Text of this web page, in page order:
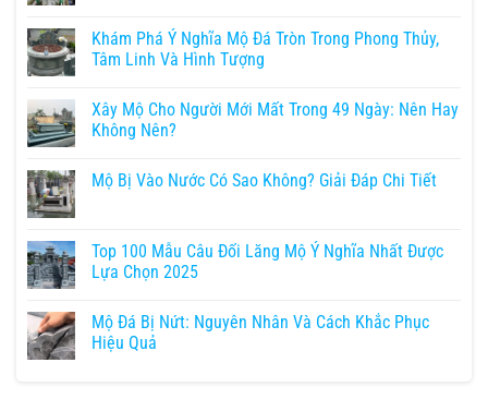
Khám Phá Ý Nghĩa Mộ Đá Tròn Trong Phong Thủy,
Tâm Linh Và Hình Tượng
Xây Mộ Cho Người Mới Mất Trong 49 Ngày: Nên Hay
Không Nên?
Mộ Bị Vào Nước Có Sao Không? Giải Đáp Chi Tiết
Top 100 Mẫu Câu Đối Lăng Mộ Ý Nghĩa Nhất Được
Lựa Chọn 2025
Mộ Đá Bị Nứt: Nguyên Nhân Và Cách Khắc Phục
Hiệu Quả